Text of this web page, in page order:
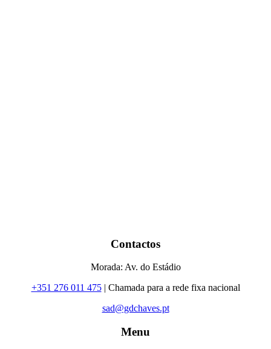
Contactos
Morada: Av. do Estádio
+351 276 011 475| Chamada para a rede fixa nacional
sad@gdchaves.pt
Menu